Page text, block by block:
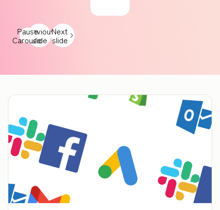
Previous
slide
Next
slide
Pause
Carousel